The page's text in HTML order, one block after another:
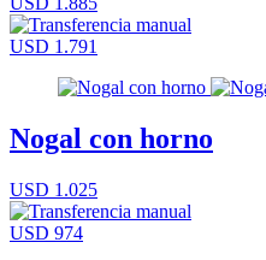
USD 1.791
Nogal con horno
USD 1.025
USD 974